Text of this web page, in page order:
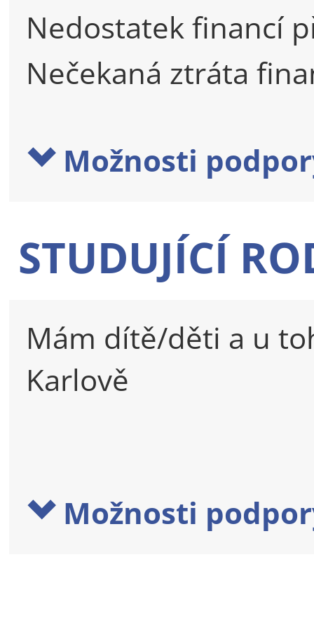
Nedostatek financí
Nečekaná ztráta
Možnosti
STUDUJÍCÍ
Mám dítě/děti a u
Karlově
Možnosti